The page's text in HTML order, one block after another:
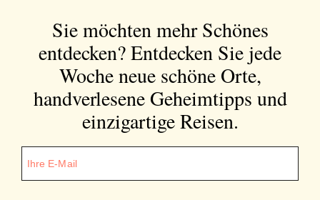
Sie möchten mehr Schönes
entdecken?Entdecken Sie jede
Woche neue schöne Orte,
handverlesene Geheimtipps und
einzigartige Reisen.